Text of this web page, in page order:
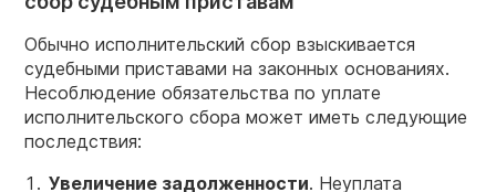
Обычно исполнительский сбор взыскивается
судебными приставами на законных основаниях.
Несоблюдение обязательства по уплате
исполнительского сбора может иметь следующие
последствия:
Увеличение задолженности. Неуплата